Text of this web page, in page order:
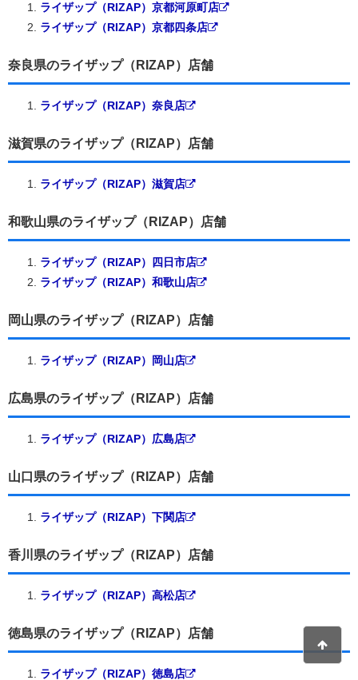
ライザップ（RIZAP）京都河原町店
ライザップ（RIZAP）京都四条店
奈良県のライザップ（RIZAP）店舗
ライザップ（RIZAP）奈良店
滋賀県のライザップ（RIZAP）店舗
ライザップ（RIZAP）滋賀店
和歌山県のライザップ（RIZAP）店舗
ライザップ（RIZAP）四日市店
ライザップ（RIZAP）和歌山店
岡山県のライザップ（RIZAP）店舗
ライザップ（RIZAP）岡山店
広島県のライザップ（RIZAP）店舗
ライザップ（RIZAP）広島店
山口県のライザップ（RIZAP）店舗
ライザップ（RIZAP）下関店
香川県のライザップ（RIZAP）店舗
ライザップ（RIZAP）高松店
徳島県のライザップ（RIZAP）店舗
ライザップ（RIZAP）徳島店